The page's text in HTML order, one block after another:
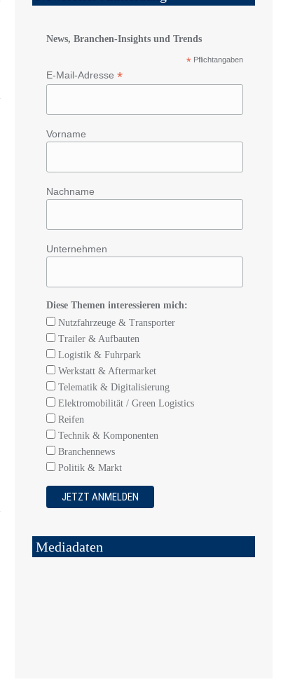
News, Branchen-Insights und Trends
* Pflichtangaben
E-Mail-Adresse *
Vorname
Nachname
Unternehmen
Diese Themen interessieren mich:
Nutzfahrzeuge & Transporter
Trailer & Aufbauten
Logistik & Fuhrpark
Werkstatt & Aftermarket
Telematik & Digitalisierung
Elektromobilität / Green Logistics
Reifen
Technik & Komponenten
Branchennews
Politik & Markt
Mediadaten